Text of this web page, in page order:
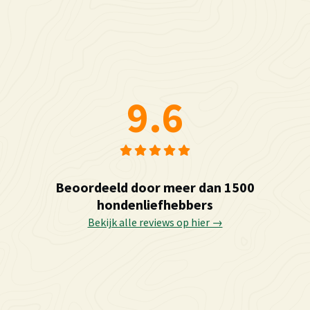
9.6
Beoordeeld door meer dan 1500
hondenliefhebbers
Bekijk alle reviews op hier →